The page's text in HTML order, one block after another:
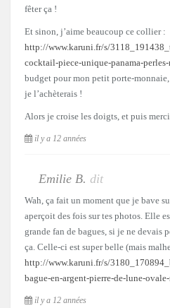
fêter ça !
Et sinon, j’aime beaucoup ce collier :
http://www.karuni.fr/s/
cocktail-piece-unique-panama-
budget pour mon petit porte-
je l’achèterais !
Alors je croise les doigts, et puis
il y a 12 années
Emilie B. dit
Wah, ça fait un moment que je bave
aperçoit des fois sur tes photos. Elle
grande fan de bagues, si je ne devais
ça. Celle-ci est super belle (mais
http://www.karuni.fr/s/
bague-en-argent-pierre-de-lune-
il y a 12 années